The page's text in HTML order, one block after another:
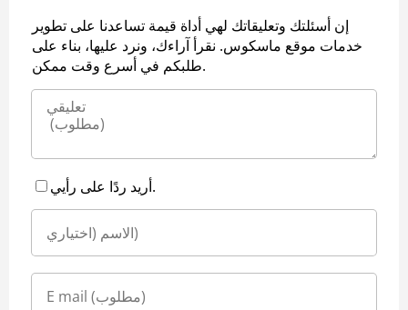
إن أسئلتك وتعليقاتك لهي أداة قيمة تساعدنا على تطوير
خدمات موقع ماسكوس. نقرأ آراءك، ونرد عليها، بناء على
طلبكم في أسرع وقت ممكن.
أريد ردًا على رأيي.